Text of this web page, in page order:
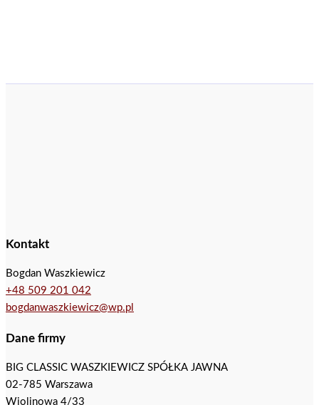
Kontakt
Bogdan Waszkiewicz
+48 509 201 042
bogdanwaszkiewicz@wp.pl
Dane firmy
BIG CLASSIC WASZKIEWICZ SPÓŁKA JAWNA
02-785 Warszawa
Wiolinowa 4/33